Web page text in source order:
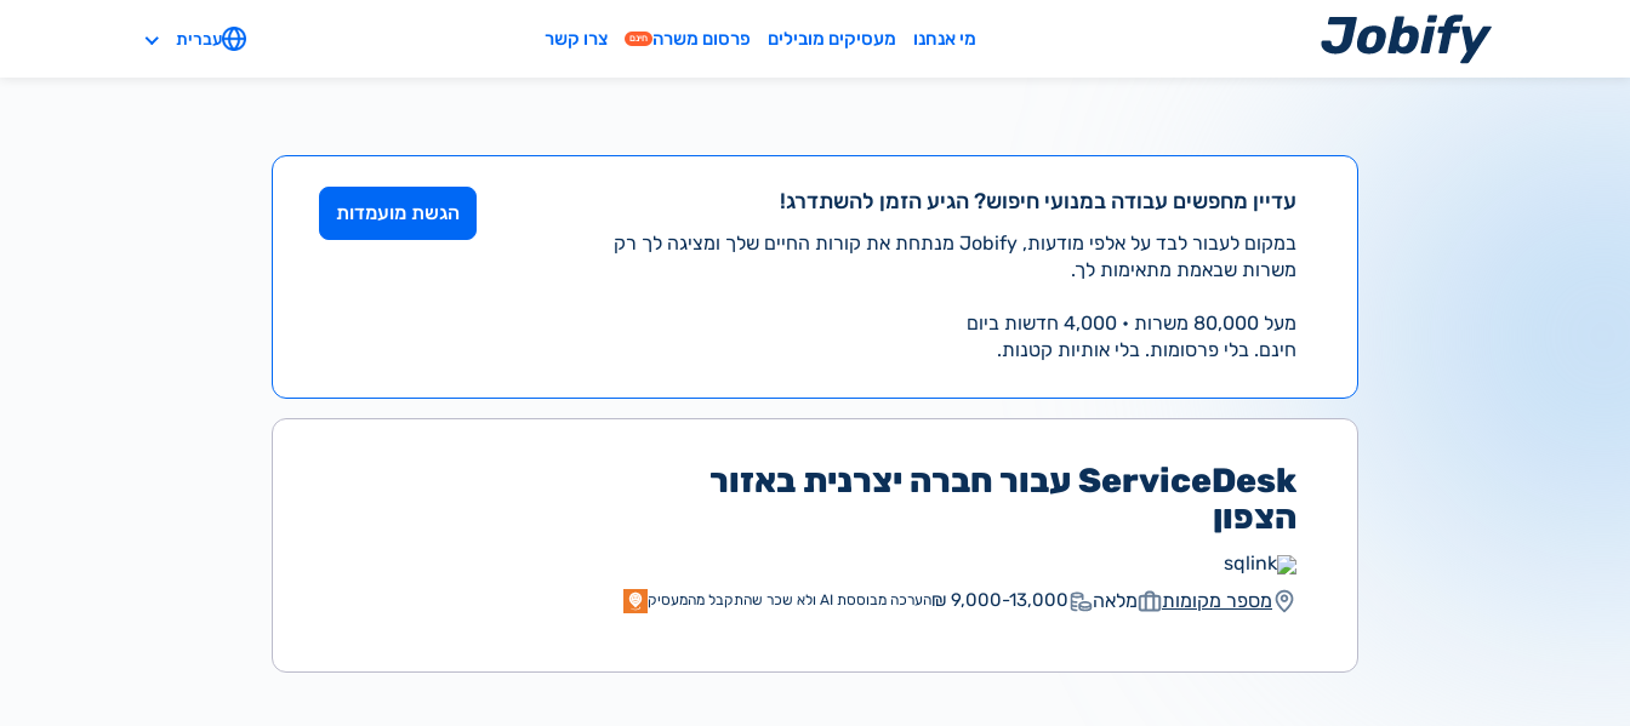
מי אנחנו מעסיקים מובילים פרסום משרה חינם צרו קשר עברית
עדיין מחפשים עבודה במנועי חיפוש? הגיע הזמן להשתדרג!
במקום לעבור לבד על אלפי מודעות, Jobify מנתחת את קורות החיים שלך ומציגה לך רק
משרות שבאמת מתאימות לך.
מעל 80,000 משרות • 4,000 חדשות ביום
חינם. בלי פרסומות. בלי אותיות קטנות.
הגשת מועמדות
ServiceDesk עבור חברה יצרנית באזור
הצפון
sqlink
מספר מקומות
מלאה 9,000-13,000 ₪ הערכה מבוססת AI ולא שכר שהתקבל מהמעסיק